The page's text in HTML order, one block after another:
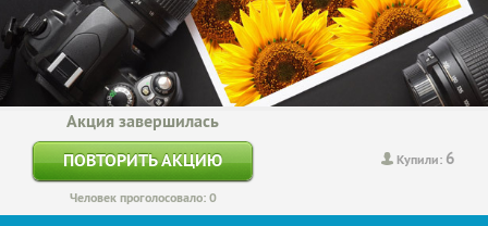
Купили: 6
Акция завершилась
ПОВТОРИТЬ АКЦИЮ
Человек проголосовало: 0